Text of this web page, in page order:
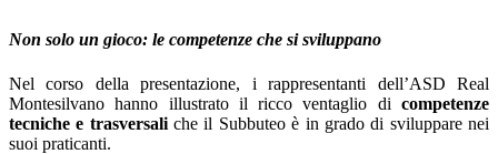
Non solo un gioco: le competenze che si sviluppano
Nel corso della presentazione, i rappresentanti dell’ASD Real
Montesilvano hanno illustrato il ricco ventaglio di competenze
tecniche e trasversaliche il Subbuteo è in grado di sviluppare nei
suoi praticanti.